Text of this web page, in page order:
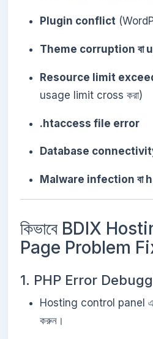
Plugin conflict
Theme corruption বা
Resource limit
usage limit cross করা)
.htaccess file error
Database
Malware infection বা
কিভাবে BDIX
Page Problem
1. PHP Error
Hosting control panel এ
করুন।